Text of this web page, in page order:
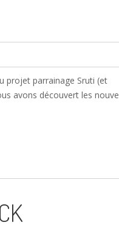
projet parrainage Sruti (et
avons découvert les